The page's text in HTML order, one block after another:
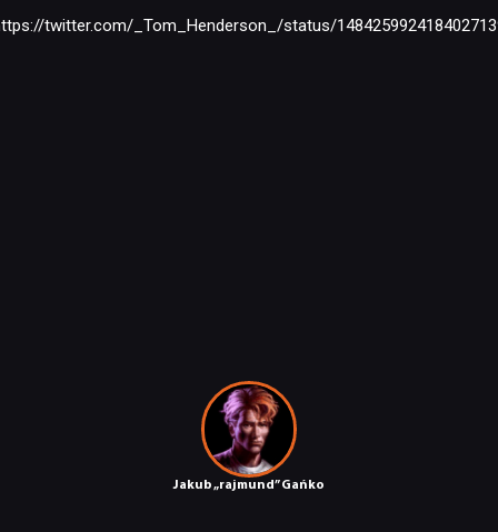
TECHNOLOGIE
DYSKUSJE
Jakub „rajmund” Gańko
twitter.com/_Tom_Henderson_/status/